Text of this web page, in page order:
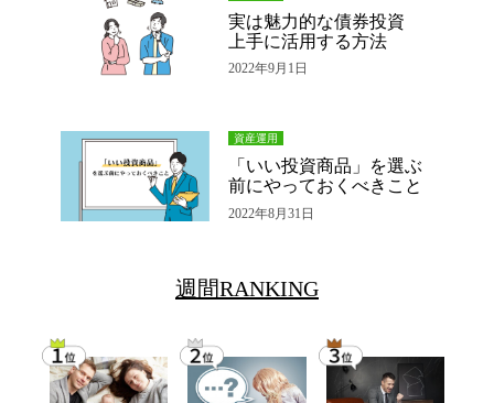
実は魅力的な債券投資
上手に活用する方法
2022年9月1日
資産運用
「いい投資商品」を選ぶ
前にやっておくべきこと
2022年8月31日
週間RANKING